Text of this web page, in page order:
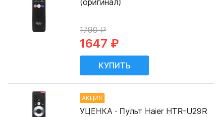
(оригинал)
1790 ₽
1647 ₽
АКЦИЯ
УЦЕНКА · Пульт Haier HTR-U29R